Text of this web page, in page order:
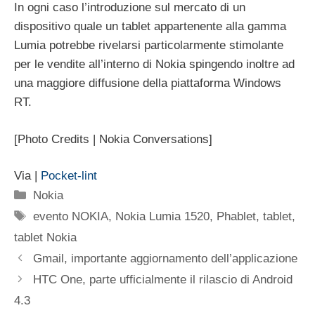
In ogni caso l’introduzione sul mercato di un
dispositivo quale un tablet appartenente alla gamma
Lumia potrebbe rivelarsi particolarmente stimolante
per le vendite all’interno di Nokia spingendo inoltre ad
una maggiore diffusione della piattaforma Windows
RT.
[Photo Credits | Nokia Conversations]
Via |
Pocket-lint
Categorie
Nokia
Tag
evento NOKIA, Nokia Lumia 1520, Phablet,tablet,
tablet Nokia
Gmail, importante aggiornamento dell’applicazione
HTC One, parte ufficialmente il rilascio di Android
4.3